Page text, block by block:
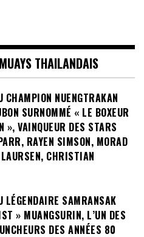
THAILANDAIS
CHAMPION NUENGTRAKAN
SURNOMMÉ « LE BOXEUR
», VAINQUEUR DES STARS
RAYEN SIMSON, MORAD
CHRISTIAN
LÉGENDAIRE SAMRANSAK
» MUANGSURIN, L’UN DES
DES ANNÉES 80